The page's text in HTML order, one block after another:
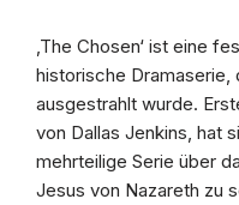
‚The Chosen‘ ist eine
historische Dramaserie,
ausgestrahlt wurde.
von Dallas Jenkins, hat
mehrteilige Serie über
Jesus von Nazareth zu